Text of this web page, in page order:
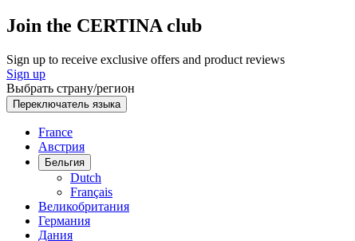
Join the CERTINA club
Sign up to receive exclusive offers and product reviews
Sign up
Выбрать страну/регион
Переключатель языка
France
Австрия
Бельгия
Dutch
Français
Великобритания
Германия
Дания